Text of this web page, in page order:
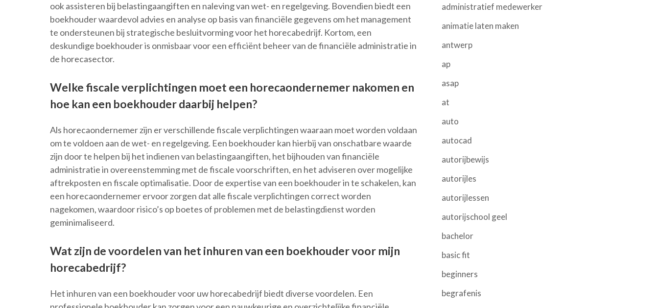
ook assisteren bij belastingaangiften en naleving van wet- en regelgeving. Bovendien biedt een
boekhouder waardevol advies en analyse op basis van financiële gegevens om het management
te ondersteunen bij strategische besluitvorming voor het horecabedrijf. Kortom, een
deskundige boekhouder is onmisbaar voor een efficiënt beheer van de financiële administratie in
de horecasector.
Welke fiscale verplichtingen moet een horecaondernemer nakomen en
hoe kan een boekhouder daarbij helpen?
Als horecaondernemer zijn er verschillende fiscale verplichtingen waaraan moet worden voldaan
om te voldoen aan de wet- en regelgeving. Een boekhouder kan hierbij van onschatbare waarde
zijn door te helpen bij het indienen van belastingaangiften, het bijhouden van financiële
administratie in overeenstemming met de fiscale voorschriften, en het adviseren over mogelijke
aftrekposten en fiscale optimalisatie. Door de expertise van een boekhouder in te schakelen, kan
een horecaondernemer ervoor zorgen dat alle fiscale verplichtingen correct worden
nagekomen, waardoor risico’s op boetes of problemen met de belastingdienst worden
geminimaliseerd.
Wat zijn de voordelen van het inhuren van een boekhouder voor mijn
horecabedrijf?
Het inhuren van een boekhouder voor uw horecabedrijf biedt diverse voordelen. Een
administratief medewerker
animatie laten maken
antwerp
ap
asap
at
auto
autocad
autorijbewijs
autorijles
autorijlessen
autorijschool geel
bachelor
basic fit
beginners
begrafenis